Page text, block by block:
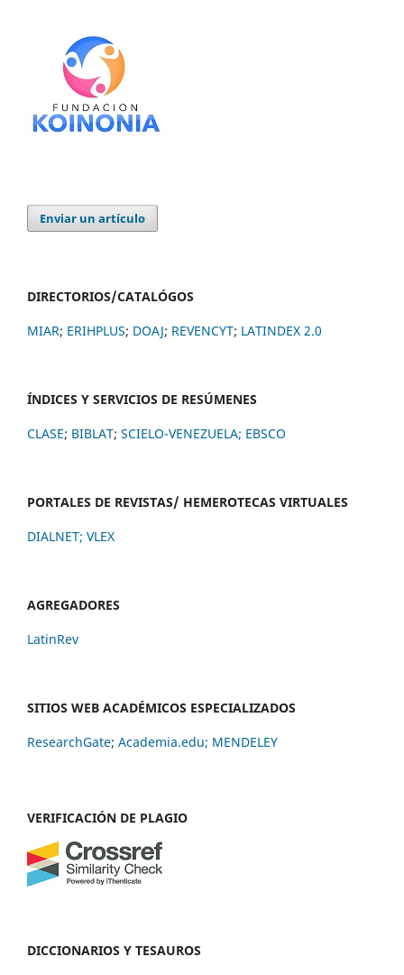
Enviar un artículo
DIRECTORIOS/CATALÓGOS
MIAR; ERIHPLUS; DOAJ; REVENCYT; LATINDEX 2.0
ÍNDICES Y SERVICIOS DE RESÚMENES
CLASE; BIBLAT; SCIELO-VENEZUELA; EBSCO
PORTALES DE REVISTAS/ HEMEROTECAS VIRTUALES
DIALNET; VLEX
AGREGADORES
LatinRev
SITIOS WEB ACADÉMICOS ESPECIALIZADOS
ResearchGate; Academia.edu; MENDELEY
VERIFICACIÓN DE PLAGIO
DICCIONARIOS Y TESAUROS